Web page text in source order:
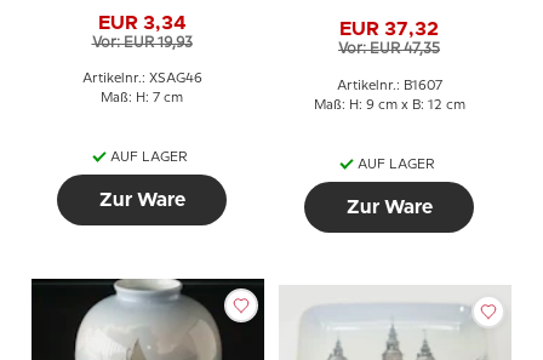
EUR 3,34
Vor: EUR 19,93
Artikelnr.: XSAG46
Maß: H: 7 cm
AUF LAGER
Zur Ware
EUR 37,32
Vor: EUR 47,35
Artikelnr.: B1607
Maß: H: 9 cm x B: 12 cm
AUF LAGER
Zur Ware